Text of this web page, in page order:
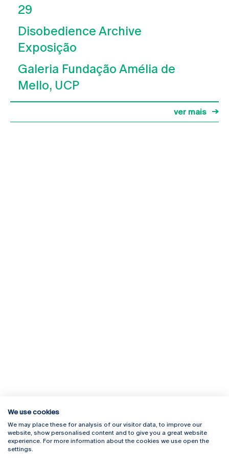
29
Disobedience Archive
Exposição
Galeria Fundação Amélia de
Mello, UCP
ver mais
Rua Diogo Botelho 1327
4169-005 Porto
+351 226 196 240
Campus Online
Webmail
We use cookies
We may place these for analysis of our visitor data, to improve our
website, show personalised content and to give you a great website
experience. For more information about the cookies we use open the
settings.